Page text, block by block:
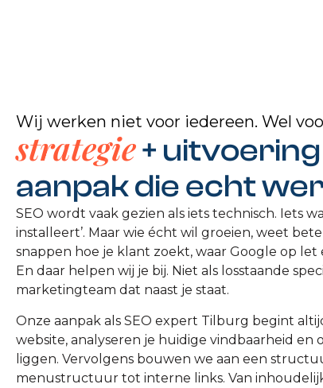
Wij werken niet voor iedereen. Wel
strategie+ uitvoering
aanpak die echt
SEO wordt vaak gezien als iets technisch. Iets
installeert’. Maar wie écht wil groeien, weet
snappen hoe je klant zoekt, waar Google op let
En daar helpen wij je bij. Niet als losstaande
marketingteam dat naast je staat.
Onze aanpak als SEO expert Tilburg begint
website, analyseren je huidige vindbaarheid en
liggen. Vervolgens bouwen we aan een
menustructuur tot interne links. Van